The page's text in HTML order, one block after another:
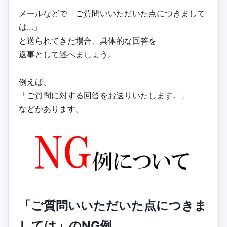
メールなどで「ご質問いいただいた点につきまして
は…」
と送られてきた場合、具体的な回答を
返事として述べましょう。
例えば、
「ご質問に対する回答をお送りいたします。」
などがあります。
「ご質問いいただいた点につきま